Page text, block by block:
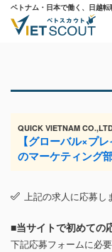
ベトナム・日本で働く、日越転
QUICK VIETNAM
【グローバル×プ
のマーケティング
上記の求人に応募し
■当サイトで初めての
下記応募フォームに必